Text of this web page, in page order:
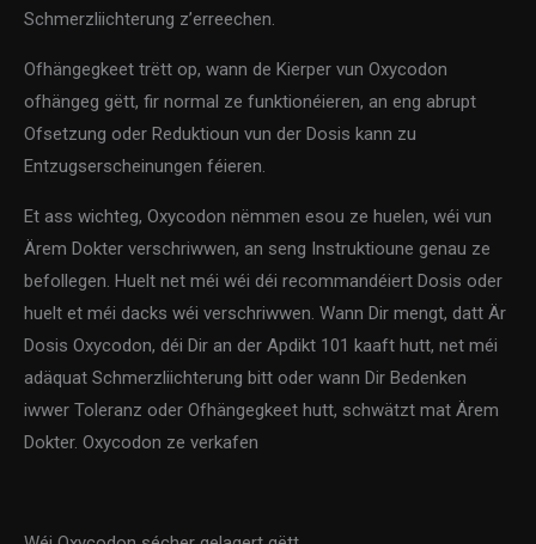
Schmerzliichterung z’erreechen.
Ofhängegkeet trëtt op, wann de Kierper vun Oxycodon
ofhängeg gëtt, fir normal ze funktionéieren, an eng abrupt
Ofsetzung oder Reduktioun vun der Dosis kann zu
Entzugserscheinungen féieren.
Et ass wichteg, Oxycodon nëmmen esou ze huelen, wéi vun
Ärem Dokter verschriwwen, an seng Instruktioune genau ze
befollegen. Huelt net méi wéi déi recommandéiert Dosis oder
huelt et méi dacks wéi verschriwwen. Wann Dir mengt, datt Är
Dosis Oxycodon, déi Dir an der Apdikt 101 kaaft hutt, net méi
adäquat Schmerzliichterung bitt oder wann Dir Bedenken
iwwer Toleranz oder Ofhängegkeet hutt, schwätzt mat Ärem
Dokter. Oxycodon ze verkafen